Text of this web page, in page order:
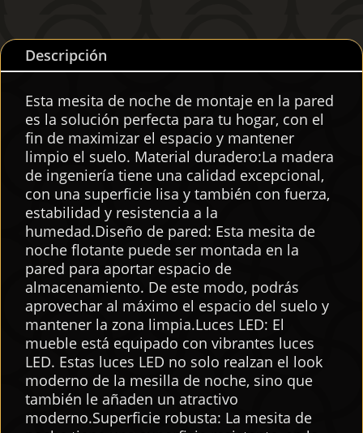
Descripción
Esta mesita de noche de montaje en la pared
es la solución perfecta para tu hogar, con el
fin de maximizar el espacio y mantener
limpio el suelo. Material duradero:La madera
de ingeniería tiene una calidad excepcional,
con una superficie lisa y también con fuerza,
estabilidad y resistencia a la
humedad.Diseño de pared: Esta mesita de
noche flotante puede ser montada en la
pared para aportar espacio de
almacenamiento. De este modo, podrás
aprovechar al máximo el espacio del suelo y
mantener la zona limpia.Luces LED: El
mueble está equipado con vibrantes luces
LED. Estas luces LED no solo realzan el look
moderno de la mesilla de noche, sino que
también le añaden un atractivo
moderno.Superficie robusta: La mesita de